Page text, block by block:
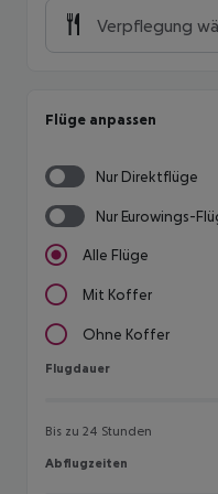
Verpflegung
Flüge anpassen
Nur Direktflüge
Nur Eurowings-
Alle Flüge
Mit Koffer
Ohne Koffer
Flugdauer
Flugdauer
Bis zu 24 Stunden
Abflugzeiten
Abflugzeiten